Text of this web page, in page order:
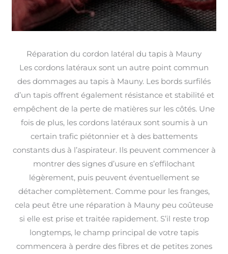
Réparation du cordon latéral du tapis à Mauny
Les cordons latéraux sont un autre point commun
des dommages au tapis à Mauny. Les bords surfilés
d’un tapis offrent également résistance et stabilité et
empêchent de la perte de matières sur les côtés. Une
fois de plus, les cordons latéraux sont soumis à un
certain trafic piétonnier et à des battements
constants dus à l’aspirateur. Ils peuvent commencer à
montrer des signes d’usure en s’effilochant
légèrement, puis peuvent éventuellement se
détacher complètement. Comme pour les franges,
cela peut être une réparation à Mauny peu coûteuse
si elle est prise et traitée rapidement. S’il reste trop
longtemps, le champ principal de votre tapis
commencera à perdre des fibres et de petites zones